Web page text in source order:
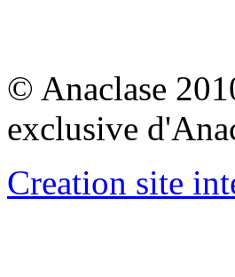
© Anaclase
exclusive
Creation site